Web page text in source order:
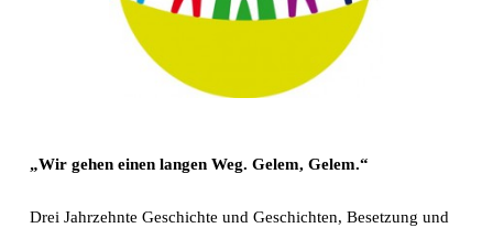
„Wir gehen einen langen Weg. Gelem, Gelem.“
Drei Jahrzehnte Geschichte und Geschichten, Besetzung und